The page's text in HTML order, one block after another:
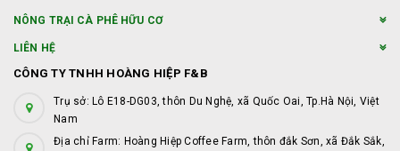
NÔNG TRẠI CÀ PHÊ HỮU CƠ
LIÊN HỆ
CÔNG TY TNHH HOÀNG HIỆP F&B
Trụ sở: Lô E18-DG03, thôn Du Nghệ, xã Quốc Oai, Tp.Hà Nội, Việt
Nam
Địa chỉ Farm: Hoàng Hiệp Coffee Farm, thôn đắk Sơn, xã Đắk Sắk,